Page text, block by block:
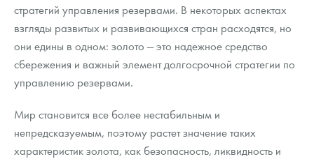
стратегий управления резервами. В некоторых аспектах
взгляды развитых и развивающихся стран расходятся, но
они едины в одном: золото — это надежное средство
сбережения и важный элемент долгосрочной стратегии по
управлению резервами.
Мир становится все более нестабильным и
непредсказуемым, поэтому растет значение таких
характеристик золота, как безопасность, ликвидность и